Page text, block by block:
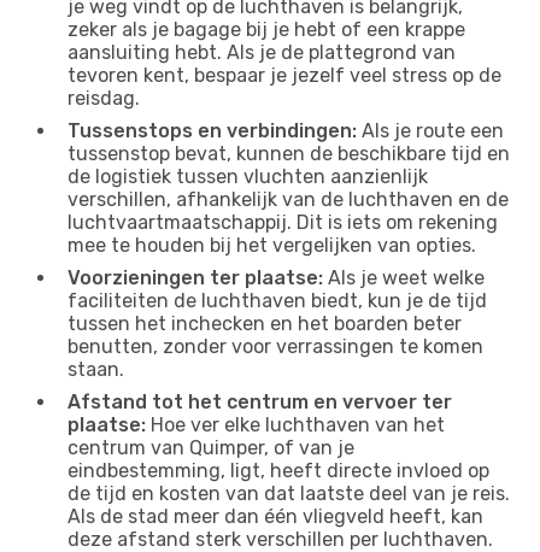
je weg vindt op de luchthaven is belangrijk,
zeker als je bagage bij je hebt of een krappe
aansluiting hebt. Als je de plattegrond van
tevoren kent, bespaar je jezelf veel stress op de
reisdag.
Tussenstops en verbindingen: Als je route een
tussenstop bevat, kunnen de beschikbare tijd en
de logistiek tussen vluchten aanzienlijk
verschillen, afhankelijk van de luchthaven en de
luchtvaartmaatschappij. Dit is iets om rekening
mee te houden bij het vergelijken van opties.
Voorzieningen ter plaatse: Als je weet welke
faciliteiten de luchthaven biedt, kun je de tijd
tussen het inchecken en het boarden beter
benutten, zonder voor verrassingen te komen
staan.
Afstand tot het centrum en vervoer ter
plaatse: Hoe ver elke luchthaven van het
centrum van Quimper, of van je
eindbestemming, ligt, heeft directe invloed op
de tijd en kosten van dat laatste deel van je reis.
Als de stad meer dan één vliegveld heeft, kan
deze afstand sterk verschillen per luchthaven.